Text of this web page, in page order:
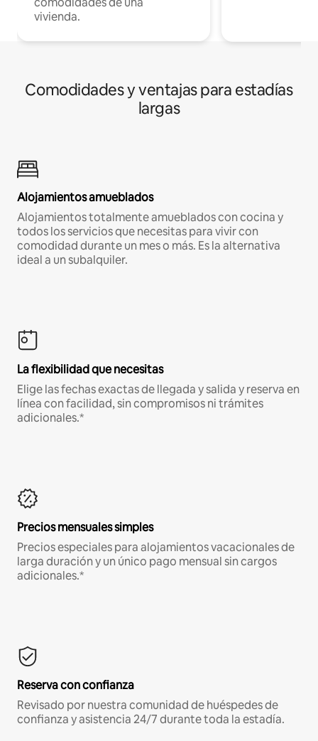
vivienda.
Comodidades y ventajas para estadías
largas
Alojamientos amueblados
Alojamientos totalmente amueblados con cocina y
todos los servicios que necesitas para vivir con
comodidad durante un mes o más. Es la alternativa
ideal a un subalquiler.
La flexibilidad que necesitas
Elige las fechas exactas de llegada y salida y reserva en
línea con facilidad, sin compromisos ni trámites
adicionales.*
Precios mensuales simples
Precios especiales para alojamientos vacacionales de
larga duración y un único pago mensual sin cargos
adicionales.*
Reserva con confianza
Revisado por nuestra comunidad de huéspedes de
confianza y asistencia 24/7 durante toda la estadía.